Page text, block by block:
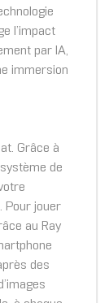
l’impact
par IA,
immersion
Grâce à
de
Pour jouer
au Ray
des